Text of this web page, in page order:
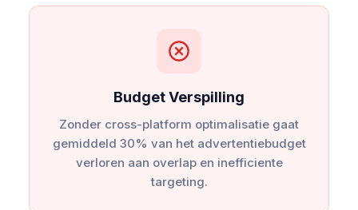
Budget Verspilling
Zonder cross-platform optimalisatie gaat
gemiddeld 30% van het advertentiebudget
verloren aan overlap en inefficiente
targeting.